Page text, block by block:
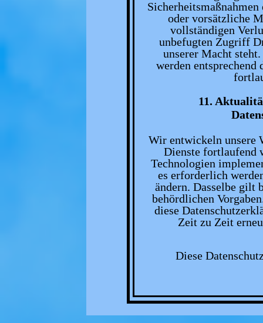
oder vorsätzliche
vollständigen
unbefugten Zugriff
unserer Macht
werden
11.
Wir entwickeln unsere
Dienste fortlaufend
Technologien
es erforderlich
ändern. Dasselbe gilt
behördlichen
diese
Zeit zu Zeit
Diese